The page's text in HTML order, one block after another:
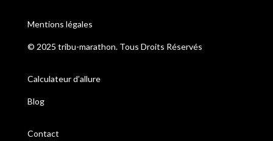
Mentions légales
© 2025 tribu-marathon. Tous Droits Réservés
Calculateur d’allure
Blog
Contact